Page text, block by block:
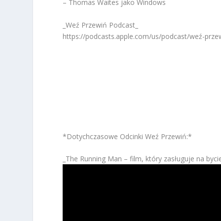
– Thomas Waites jako Windows
_Weź Przewiń Podcast_
https://podcasts.apple.com/us/podcast/weź-
*Dotychczasowe Odcinki Weź Przewiń:*
_The Running Man – film, który zasługuje na